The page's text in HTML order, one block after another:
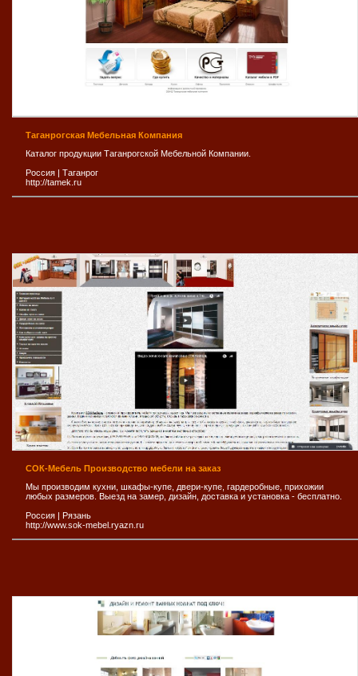
Таганрогская Мебельная Компания
Каталог продукции Таганрогской Мебельной Компании.
Россия
Таганрог
http://tamek.ru
СОК-Мебель Производство мебели на заказ
Мы производим кухни, шкафы-купе, двери-купе, гардеробные, прихожии
любых размеров. Выезд на замер, дизайн, доставка и установка - бесплатно.
Россия | Рязань
http://www.sok-mebel.ryazn.ru